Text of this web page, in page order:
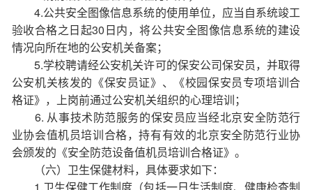
4.公共安全图像信息系统的使用单位，应当自系统竣工
验收合格之日起30日内，将公共安全图像信息系统的建设
情况向所在地的公安机关备案；
5.学校聘请经公安机关许可的保安公司保安员，并取得
公安机关核发的《保安员证》、《校园保安员专项培训合
格证》，上岗前通过公安机关组织的心理培训；
6. 从事技术防范服务的保安员应当经北京安全防范行
业协会值机员培训合格，持有有效的北京安全防范行业协
会颁发的《安全防范设备值机员培训合格证》。
（六）卫生保健材料，具体要求如下：